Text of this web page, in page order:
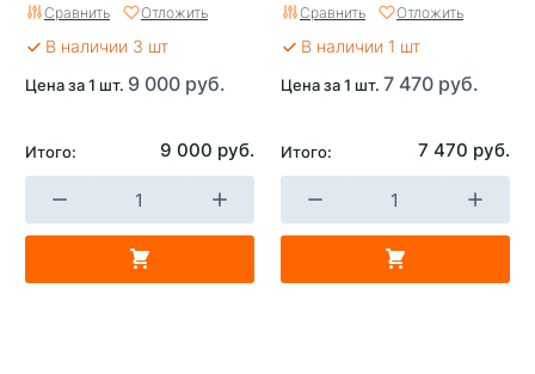
Сравнить Отложить
В наличии 3 шт
Цена за 1 шт. 9 000 руб.
Итого: 9 000 руб.
Сравнить Отложить
В наличии 1 шт
Цена за 1 шт. 7 470 руб.
Итого: 7 470 руб.